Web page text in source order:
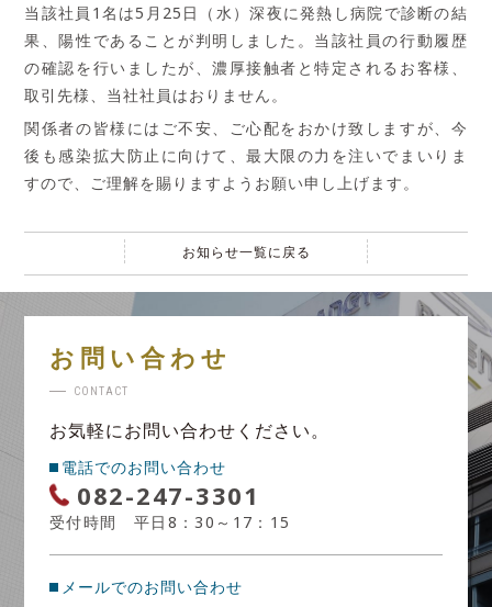
当該社員 1 名は5 月25日（水）深夜に発熱し病院で診断の結
果、陽性であることが判明しました。当該社員の行動履歴
の確認を行いましたが、濃厚接触者と特定されるお客様、
取引先様、当社社員はおりません。
関係者の皆様にはご不安、ご心配をおかけ致しますが、今
後も感染拡大防止に向けて、最大限の力を注いでまいりま
すので、ご理解を賜りますようお願い申し上げます。
お知らせ一覧に戻る
お問い合わせ
CONTACT
お気軽にお問い合わせください。
電話でのお問い合わせ
082-247-3301
受付時間 平日8：30～17：15
メールでのお問い合わせ